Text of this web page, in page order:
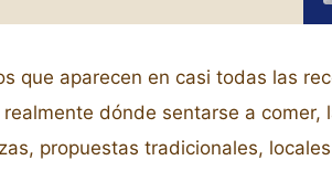
que aparecen en casi todas las
dónde sentarse a
propuestas tradicionales,